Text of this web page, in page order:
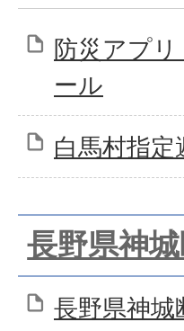
防災アプリ
ール
白馬村指定
長野県神
長野県神城